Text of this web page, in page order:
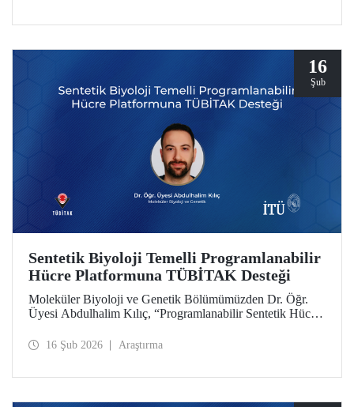
16
Şub
Sentetik Biyoloji Temelli Programlanabilir
Hücre Platformuna TÜBİTAK Desteği
Moleküler Biyoloji ve Genetik Bölümümüzden Dr. Öğr.
Üyesi Abdulhalim Kılıç, “Programlanabilir Sentetik Hücre
Dinamik Modülasyonu ile Konsept Kanıtı” başlıklı
16 Şub 2026 Araştırma